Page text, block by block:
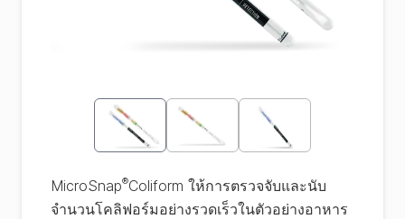
MicroSnap®Coliform ให้การตรวจจับและนับ
จำนวนโคลิฟอร์มอย่างรวดเร็วในตัวอย่างอาหาร